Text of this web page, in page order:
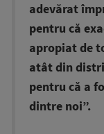
adevărat
pentru că
apropiat de
atât din
pentru că a
dintre noi”.